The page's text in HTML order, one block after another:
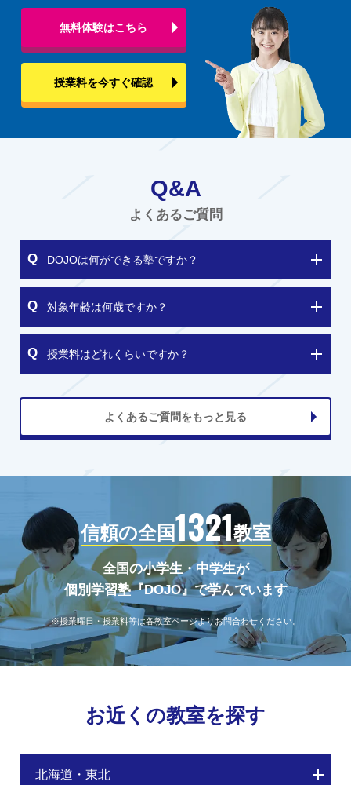
無料体験はこちら
授業料を今すぐ確認
Q&A
よくあるご質問
DOJOは何ができる塾ですか？
対象年齢は何歳ですか？
授業料はどれくらいですか？
よくあるご質問をもっと見る
信頼の全国1321教室
全国の小学生・中学生が
個別学習塾『DOJO』で学んでいます
※授業曜日・授業料等は各教室ページよりお問合わせください。
お近くの教室を探す
北海道・東北